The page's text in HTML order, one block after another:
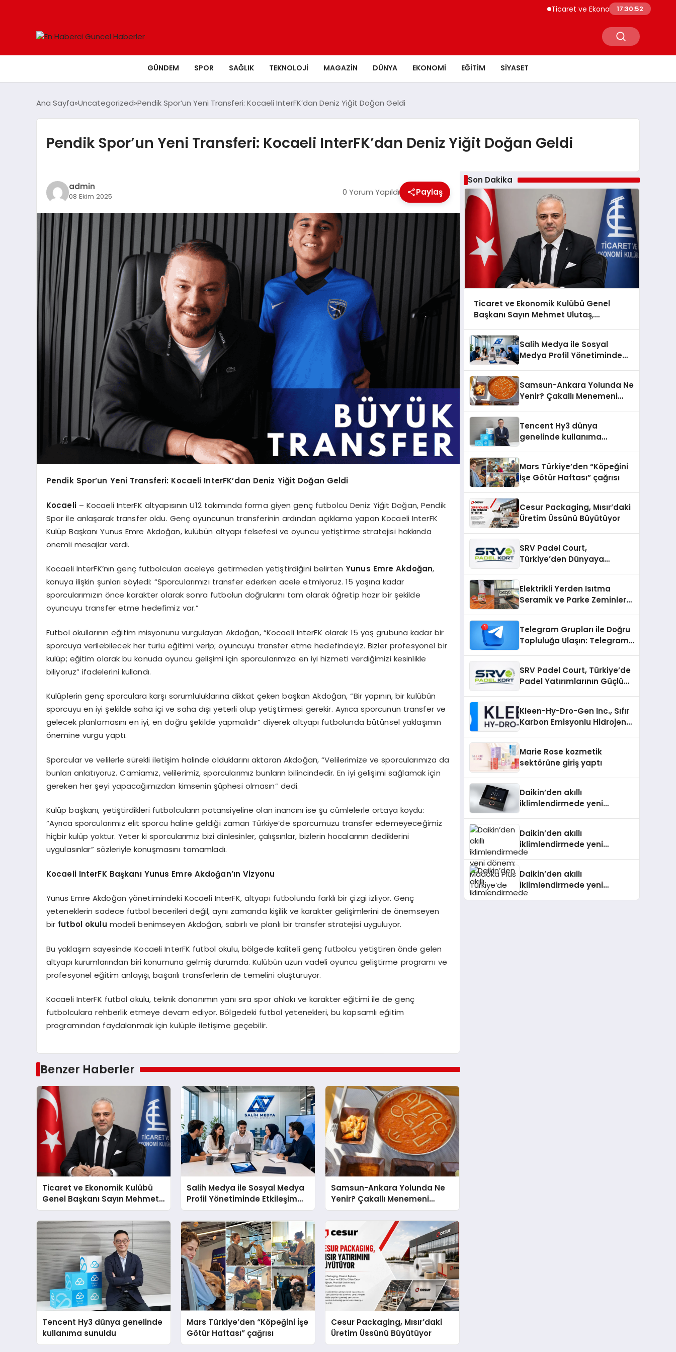
Ticaret ve Ekonomik Kulübü Genel
17:30:53
GÜNDEM SPOR SAĞLIK TEKNOLOJI MAGAZIN DÜNYA EKONOMI EĞITIM SIYASET
Ana Sayfa Uncategorized Pendik Spor’un Yeni Transferi: Kocaeli InterFK’dan Deniz Yiğit Doğan Geldi
Pendik Spor’un Yeni Transferi: Kocaeli InterFK’dan Deniz Yiğit Doğan Geldi
admin
08 Ekim 2025 0 Yorum Yapıldı Paylaş
Pendik Spor’un Yeni Transferi: Kocaeli InterFK’dan Deniz Yiğit Doğan Geldi
Kocaeli– Kocaeli InterFK altyapısının U12 takımında forma giyen genç futbolcu Deniz Yiğit Doğan, Pendik
Spor ile anlaşarak transfer oldu. Genç oyuncunun transferinin ardından açıklama yapan Kocaeli InterFK
Kulüp Başkanı Yunus Emre Akdoğan, kulübün altyapı felsefesi ve oyuncu yetiştirme stratejisi hakkında
önemli mesajlar verdi.
Kocaeli InterFK’nın genç futbolcuları aceleye getirmeden yetiştirdiğini belirten Yunus Emre Akdoğan,
konuya ilişkin şunları söyledi: “Sporcularımızı transfer ederken acele etmiyoruz. 15 yaşına kadar
sporcularımızın önce karakter olarak sonra futbolun doğrularını tam olarak öğretip hazır bir şekilde
oyuncuyu transfer etme hedefimiz var.”
Futbol okullarının eğitim misyonunu vurgulayan Akdoğan, “Kocaeli InterFK olarak 15 yaş grubuna kadar bir
sporcuya verilebilecek her türlü eğitimi verip; oyuncuyu transfer etme hedefindeyiz. Bizler profesyonel bir
kulüp; eğitim olarak bu konuda oyuncu gelişimi için sporcularımıza en iyi hizmeti verdiğimizi kesinlikle
biliyoruz” ifadelerini kullandı.
Kulüplerin genç sporculara karşı sorumluluklarına dikkat çeken başkan Akdoğan, “Bir yapının, bir kulübün
sporcuyu en iyi şekilde saha içi ve saha dışı yeterli olup yetiştirmesi gerekir. Ayrıca sporcunun transfer ve
gelecek planlamasını en iyi, en doğru şekilde yapmalıdır” diyerek altyapı futbolunda bütünsel yaklaşımın
önemine vurgu yaptı.
Sporcular ve velilerle sürekli iletişim halinde olduklarını aktaran Akdoğan, “Velilerimize ve sporcularımıza da
bunları anlatıyoruz. Camiamız, velilerimiz, sporcularımız bunların bilincindedir. En iyi gelişimi sağlamak için
gereken her şeyi yapacağımızdan kimsenin şüphesi olmasın” dedi.
Kulüp başkanı, yetiştirdikleri futbolcuların potansiyeline olan inancını ise şu cümlelerle ortaya koydu:
“Ayrıca sporcularımız elit sporcu haline geldiği zaman Türkiye’de sporcumuzu transfer edemeyeceğimiz
hiçbir kulüp yoktur. Yeter ki sporcularımız bizi dinlesinler, çalışsınlar, bizlerin hocalarının dediklerini
uygulasınlar” sözleriyle konuşmasını tamamladı.
Kocaeli InterFK Başkanı Yunus Emre Akdoğan’ın Vizyonu
Yunus Emre Akdoğan yönetimindeki Kocaeli InterFK, altyapı futbolunda farklı bir çizgi izliyor. Genç
yeteneklerin sadece futbol becerileri değil, aynı zamanda kişilik ve karakter gelişimlerini de önemseyen
bir futbol okulu modeli benimseyen Akdoğan, sabırlı ve planlı bir transfer stratejisi uyguluyor.
Bu yaklaşım sayesinde Kocaeli InterFK futbol okulu, bölgede kaliteli genç futbolcu yetiştiren önde gelen
altyapı kurumlarından biri konumuna gelmiş durumda. Kulübün uzun vadeli oyuncu geliştirme programı ve
profesyonel eğitim anlayışı, başarılı transferlerin de temelini oluşturuyor.
Kocaeli InterFK futbol okulu, teknik donanımın yanı sıra spor ahlakı ve karakter eğitimi ile de genç
futbolculara rehberlik etmeye devam ediyor. Bölgedeki futbol yetenekleri, bu kapsamlı eğitim
programından faydalanmak için kulüple iletişime geçebilir.
Benzer Haberler
Ticaret ve Ekonomik Kulübü
Genel Başkanı Sayın Mehmet
Ulutaş, ekonomiye dair yaptığı
açıklamada şunları kaydetti:
Salih Medya ile Sosyal Medya
Profil Yönetiminde Etkileşim
Artırma Yöntemleri
Samsun-Ankara Yolunda Ne
Yenir? Çakallı Menemeni
Molası
Tencent Hy3 dünya genelinde
kullanıma sunuldu
Mars Türkiye’den “Köpeğini İşe
Götür Haftası” çağrısı
Cesur Packaging, Mısır’daki
Üretim Üssünü Büyütüyor
Son Dakika
Ticaret ve Ekonomik Kulübü Genel
Başkanı Sayın Mehmet Ulutaş,
şunları kaydetti:
Salih Medya ile Sosyal
Medya Profil Yönetiminde
Samsun-Ankara Yolunda Ne
Yenir? Çakallı Menemeni
Tencent Hy3 dünya
genelinde kullanıma
Mars Türkiye’den “Köpeğini
İşe Götür Haftası” çağrısı
Cesur Packaging, Mısır’daki
Üretim Üssünü Büyütüyor
SRV Padel Court,
Türkiye’den Dünyaya
Elektrikli Yerden Isıtma
Seramik ve Parke Zeminler
Telegram Grupları ile Doğru
Topluluğa Ulaşın: Telegram
SRV Padel Court, Türkiye’de
Padel Yatırımlarının Güçlü
Kleen-Hy-Dro-Gen Inc., Sıfır
Karbon Emisyonlu Hidrojen
Aldı
Marie Rose kozmetik
sektörüne giriş yaptı
Daikin’den akıllı
iklimlendirmede yeni
Daikin’den akıllı
iklimlendirmede yeni
dönem: Madoka Plus
Daikin’den akıllı
iklimlendirmede yeni
dönem: Madoka Plus